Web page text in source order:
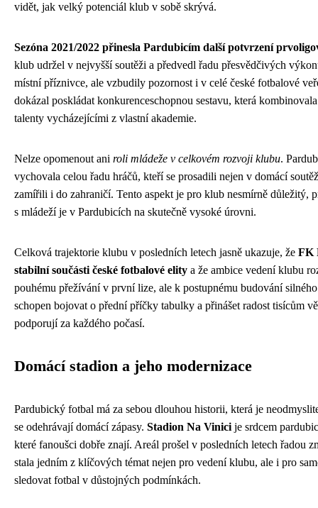
vidět, jak velký potenciál klub v sobě skrývá.
Sezóna 2021/2022 přinesla Pardubicím další potvrzení
klub udržel v nejvyšší soutěži a předvedl řadu přesvědčivých
místní příznivce, ale vzbudily pozornost i v celé české fotbalové
dokázal poskládat konkurenceschopnou sestavu, která
talenty vycházejícími z vlastní akademie.
Nelze opomenout ani roli mládeže v celkovém rozvoji klubu.
vychovala celou řadu hráčů, kteří se prosadili nejen v domácí
zamířili i do zahraničí. Tento aspekt je pro klub nesmírně důležitý,
s mládeží je v Pardubicích na skutečně vysoké úrovni.
Celková trajektorie klubu v posledních letech jasně ukazuje, že FK
stabilní součásti české fotbalové elity a že ambice vedení klubu
pouhému přežívání v první lize, ale k postupnému budování
schopen bojovat o přední příčky tabulky a přinášet radost tisícům
podporují za každého počasí.
Domácí stadion a jeho modernizace
Pardubický fotbal má za sebou dlouhou historii, která je
se odehrávají domácí zápasy. Stadion Na Vinici je srdcem
které fanoušci dobře znají. Areál prošel v posledních letech řadou
stala jedním z klíčových témat nejen pro vedení klubu, ale i pro
sledovat fotbal v důstojných podmínkách.